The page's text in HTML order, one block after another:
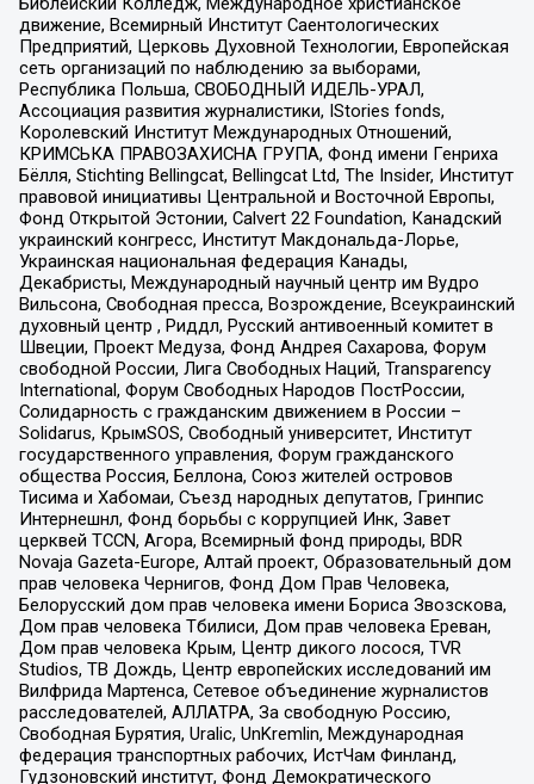
движение, Всемирный Институт Саентологических
Предприятий, Церковь Духовной Технологии, Европейская
сеть организаций по наблюдению за выборами,
Республика Польша, СВОБОДНЫЙ ИДЕЛЬ-УРАЛ,
Ассоциация развития журналистики, IStories fonds,
Королевский Институт Международных Отношений,
КРИМСЬКА ПРАВОЗАХИСНА ГРУПА, Фонд имени Генриха
Бёлля, Stichting Bellingcat, Bellingcat Ltd, The Insider, Институт
правовой инициативы Центральной и Восточной Европы,
Фонд Открытой Эстонии, Calvert 22 Foundation, Канадский
украинский конгресс, Институт Макдональда-Лорье,
Украинская национальная федерация Канады,
Декабристы, Международный научный центр им Вудро
Вильсона, Свободная пресса, Возрождение, Всеукраинский
духовный центр , Риддл, Русский антивоенный комитет в
Швеции, Проект Медуза, Фонд Андрея Сахарова, Форум
свободной России, Лига Свободных Наций, Transparеncy
International, Форум Свободных Народов ПостРоссии,
Солидарность с гражданским движением в России –
Solidarus, КрымSOS, Свободный университет, Институт
государственного управления, Форум гражданского
общества Россия, Беллона, Союз жителей островов
Тисима и Хабомаи, Съезд народных депутатов, Гринпис
Интернешнл, Фонд борьбы с коррупцией Инк, Завет
церквей TCCN, Агора, Всемирный фонд природы, BDR
Novaja Gazeta-Europe, Алтай проект, Образовательный дом
прав человека Чернигов, Фонд Дом Прав Человека,
Белорусский дом прав человека имени Бориса Звозскова,
Дом прав человека Тбилиси, Дом прав человека Ереван,
Дом прав человека Крым, Центр дикого лосося, TVR
Studios, ТВ Дождь, Центр европейских исследований им
Вилфрида Мартенса, Сетевое объединение журналистов
расследователей, АЛЛАТРА, За свободную Россию,
Свободная Бурятия, Uralic, UnKremlin, Международная
федерация транспортных рабочих, ИстЧам Финланд,
Гудзоновский институт, Фонд Демократического